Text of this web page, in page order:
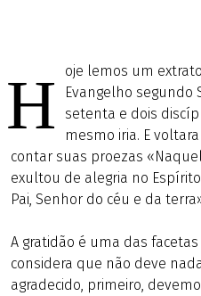
H
oje lemos um
Evangelho segundo
setenta e dois
mesmo iria. E
contar suas proezas
exultou de alegria no
Pai, Senhor do céu e da
A gratidão é uma das
considera que não deve
agradecido, primeiro,